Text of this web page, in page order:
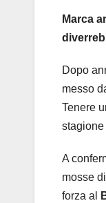
Marca
Dopo
messo
Tenere
stagione
A
mosse
forza al